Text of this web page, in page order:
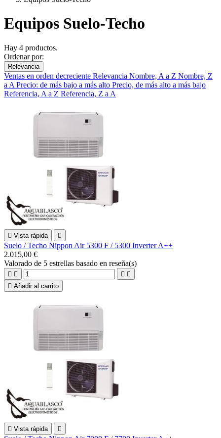
Equipos Suelo-Techo
Hay 4 productos.
Ordenar por:
Relevancia
Ventas en orden decreciente Relevancia Nombre, A a Z Nombre, Z
a A Precio: de más bajo a más alto Precio, de más alto a más bajo
Referencia, A a Z Referencia, Z a A
 Vista rápida 
Suelo / Techo Nippon Air 5300 F / 5300 Inverter A++
2.015,00 €
Valorado de 5 estrellas basado en reseña(s)
   
 Añadir al carrito
 Vista rápida 